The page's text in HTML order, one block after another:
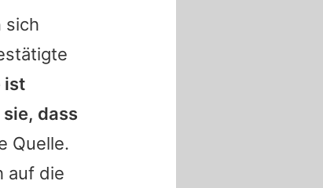
sich
ist
dass
Quelle.
auf die